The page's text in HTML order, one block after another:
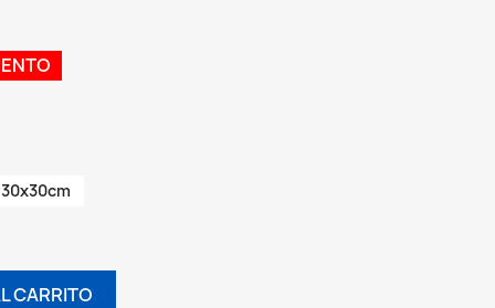
30x30cm
CARRITO